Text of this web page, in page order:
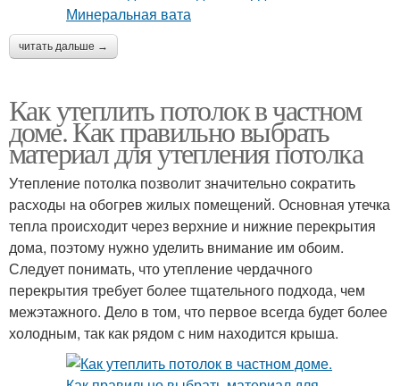
читать дальше →
Как утеплить потолок в частном
доме. Как правильно выбрать
материал для утепления потолка
Утепление потолка позволит значительно сократить
расходы на обогрев жилых помещений. Основная утечка
тепла происходит через верхние и нижние перекрытия
дома, поэтому нужно уделить внимание им обоим.
Следует понимать, что утепление чердачного
перекрытия требует более тщательного подхода, чем
межэтажного. Дело в том, что первое всегда будет более
холодным, так как рядом с ним находится крыша.